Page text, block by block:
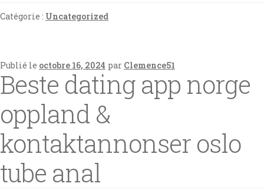
Catégorie : Uncategorized
Publié le octobre 16, 2024 par Clemence51
Beste dating app norge
oppland &
kontaktannonser oslo
tube anal